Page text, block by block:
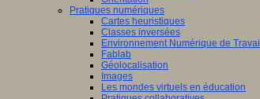
Pratiques numériques
Cartes heuristiques
Classes inversées
Environnement Numérique de Travail
Fablab
Géolocalisation
Images
Les mondes virtuels en éducation